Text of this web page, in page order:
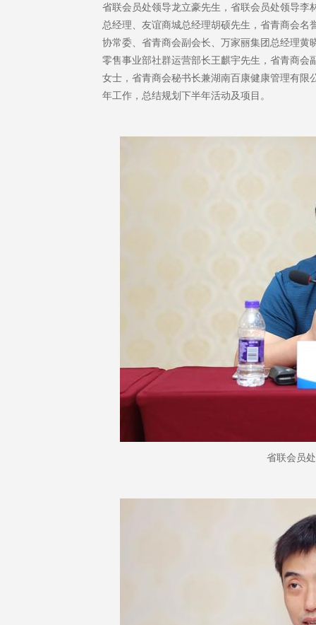
省联会员处领导龙立豪先生，省联会员处领导
总经理、友谊商城总经理胡硕先生，省青商会
协常委、省青商会副会长、万家丽集团总经理
零售事业部社群运营部长王麒宇先生，省青商
女士，省青商会秘书长兼湖南百康健康管理有
年工作，总结规划下半年活动及项目。
省联会员